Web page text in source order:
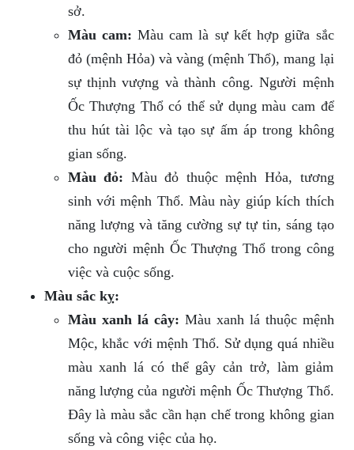
sở.
Màu cam: Màu cam là sự kết hợp giữa sắc
đỏ (mệnh Hỏa) và vàng (mệnh Thổ), mang lại
sự thịnh vượng và thành công. Người mệnh
Ốc Thượng Thổ có thể sử dụng màu cam để
thu hút tài lộc và tạo sự ấm áp trong không
gian sống.
Màu đỏ: Màu đỏ thuộc mệnh Hỏa, tương
sinh với mệnh Thổ. Màu này giúp kích thích
năng lượng và tăng cường sự tự tin, sáng tạo
cho người mệnh Ốc Thượng Thổ trong công
việc và cuộc sống.
Màu sắc kỵ:
Màu xanh lá cây: Màu xanh lá thuộc mệnh
Mộc, khắc với mệnh Thổ. Sử dụng quá nhiều
màu xanh lá có thể gây cản trở, làm giảm
năng lượng của người mệnh Ốc Thượng Thổ.
Đây là màu sắc cần hạn chế trong không gian
sống và công việc của họ.